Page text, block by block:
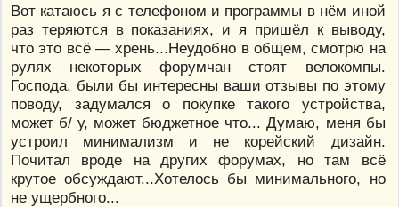
Вот катаюсь я с телефоном и программы в нём иной
раз теряются в показаниях, и я пришёл к выводу,
что это всё — хрень...Неудобно в общем, смотрю на
рулях некоторых форумчан стоят велокомпы.
Господа, были бы интересны ваши отзывы по этому
поводу, задумался о покупке такого устройства,
может б/ у, может бюджетное что... Думаю, меня бы
устроил минимализм и не корейский дизайн.
Почитал вроде на других форумах, но там всё
крутое обсуждают...Хотелось бы минимального, но
не ущербного...